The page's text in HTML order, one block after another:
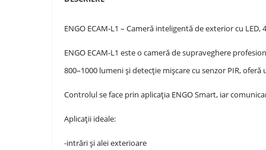
ENGO ECAM-L1 – Cameră inteligentă de exterior cu
ENGO ECAM-L1 este o cameră de supraveghere
800–1000 lumeni și detecție mișcare cu senzor PIR,
Controlul se face prin aplicația ENGO Smart, iar
Aplicații ideale:
-intrări și alei exterioare